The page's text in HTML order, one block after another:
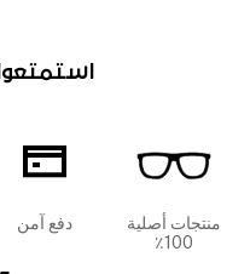
منتجات أصلية
100٪
دفع آمن